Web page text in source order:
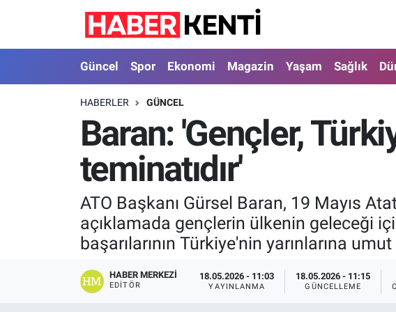
Güncel Spor Ekonomi Magazin Yaşam Sağlık
HABERLER GÜNCEL
Baran: 'Gençler,
teminatıdır'
ATO Başkanı Gürsel Baran, 19 Mayıs
açıklamada gençlerin ülkenin geleceği
başarılarının Türkiye'nin yarınlarına
HABER MERKEZI
EDITÖR
18.05.2026 - 11:03
YAYINLANMA
18.05.2026 - 11:15
GÜNCELLEME
Güncel
Spor
Ekonomi
Magazin
Nöbetçi Eczaneler
Hava Durumu
İstanbul Namaz Vakitleri
Trafik Durumu
Süper Lig Puan Durumu ve Fikstür
Tüm Manşetler
Son Dakika Haberleri